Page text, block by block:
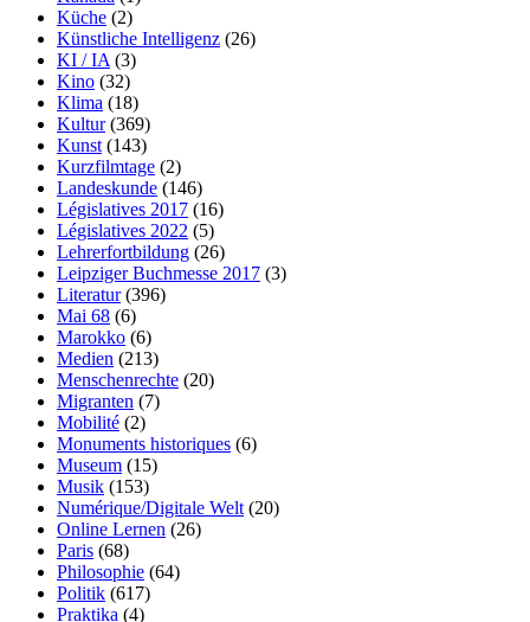
Küche (2)
Künstliche Intelligenz (26)
KI / IA (3)
Kino (32)
Klima (18)
Kultur(369)
Kunst (143)
Kurzfilmtage (2)
Landeskunde (146)
Législatives 2017 (16)
Législatives 2022 (5)
Lehrerfortbildung (26)
Leipziger Buchmesse 2017 (3)
Literatur(396)
Mai 68 (6)
Marokko (6)
Medien (213)
Menschenrechte (20)
Migranten (7)
Mobilité (2)
Monuments historiques (6)
Museum (15)
Musik (153)
Numérique/Digitale Welt (20)
Online Lernen (26)
Paris (68)
Philosophie (64)
Politik (617)
Praktika (4)